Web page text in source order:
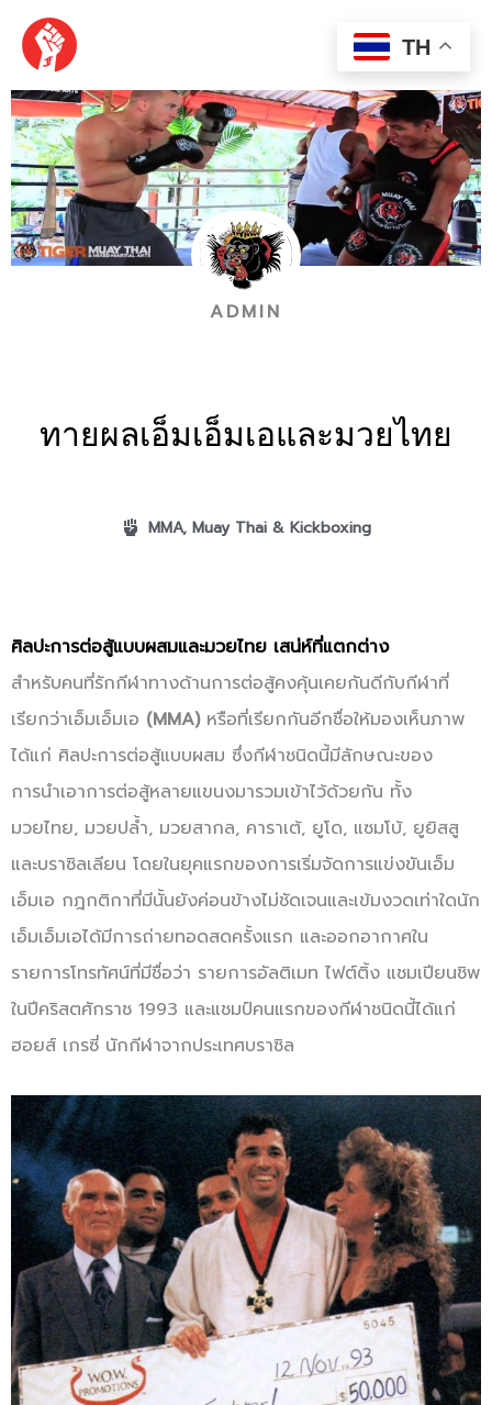
content
ADMIN
ทายผลเอ็มเอ็มเอและมวยไทย
MMA, Muay Thai & Kickboxing
ศิลปะการต่อสู้แบบผสมและมวยไทย เสน่ห์ที่แตกต่าง
สำหรับคนที่รักกีฬาทางด้านการต่อสู้คงคุ้นเคยกันดีกับกีฬาที่
เรียกว่าเอ็มเอ็มเอ (MMA)หรือที่เรียกกันอีกชื่อให้มองเห็นภาพ
ได้แก่ ศิลปะการต่อสู้แบบผสม ซึ่งกีฬาชนิดนี้มีลักษณะของ
การนำเอาการต่อสู้หลายแขนงมารวมเข้าไว้ด้วยกัน ทั้ง
มวยไทย, มวยปล้ำ, มวยสากล, คาราเต้, ยูโด, แซมโบ้, ยูยิสสู
และบราซิลเลียน โดยในยุคแรกของการเริ่มจัดการแข่งขันเอ็ม
เอ็มเอ กฎกติกาที่มีนั้นยังค่อนข้างไม่ชัดเจนและเข้มงวดเท่าใดนัก
เอ็มเอ็มเอได้มีการถ่ายทอดสดครั้งแรก และออกอากาศใน
รายการโทรทัศน์ที่มีชื่อว่า รายการอัลติเมท ไฟต์ติ้ง แชมเปียนชิพ
ในปีคริสตศักราช 1993 และแชมป์คนแรกของกีฬาชนิดนี้ได้แก่
ฮอยส์ เกรซี่ นักกีฬาจากประเทศบราซิล
TH